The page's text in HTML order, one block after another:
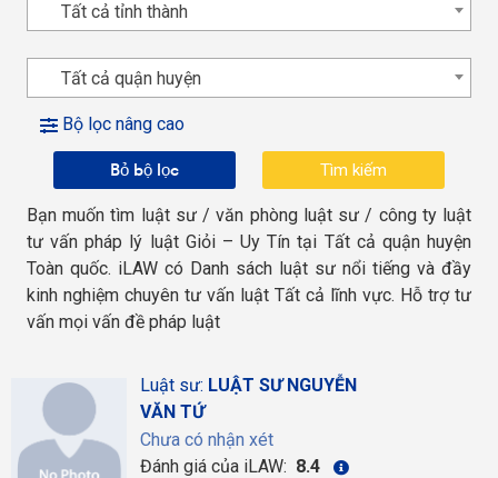
Tất cả tỉnh thành
Tất cả quận huyện
Bộ lọc nâng cao
Bỏ bộ lọc
Bạn muốn tìm luật sư / văn phòng luật sư / công ty luật
tư vấn pháp lý luật Giỏi – Uy Tín tại Tất cả quận huyện
Toàn quốc. iLAW có Danh sách luật sư nổi tiếng và đầy
kinh nghiệm chuyên tư vấn luật Tất cả lĩnh vực. Hỗ trợ tư
vấn mọi vấn đề pháp luật
Luật sư: LUẬT SƯ NGUYỄN
VĂN TỨ
Chưa có nhận xét
Đánh giá của iLAW: 8.4